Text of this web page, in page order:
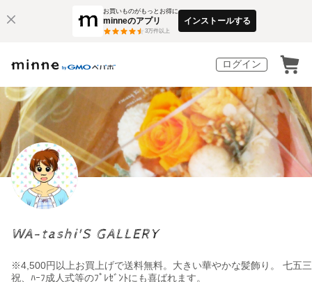
お買いものがもっとお得に
minneのアプリ
3万件以上
インストールする
ログイン
WA-tashi'S GALLERY
※4,500円以上お買上げで送料無料。大きい華やかな髪飾り。 七五三
祝、ﾊｰﾌ成人式等のﾌﾟﾚｾﾞﾝﾄにも喜ばれます。